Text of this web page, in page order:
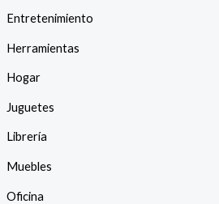
Entretenimiento
Herramientas
Hogar
Juguetes
Librería
Muebles
Oficina